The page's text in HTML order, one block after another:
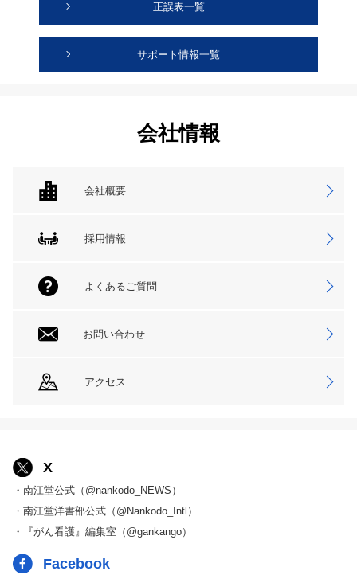
正誤表一覧
サポート情報一覧
会社情報
会社概要
採用情報
よくあるご質問
お問い合わせ
アクセス
X
・南江堂公式（@nankodo_NEWS）
・南江堂洋書部公式（@Nankodo_Intl）
・『がん看護』編集室（@gankango）
Facebook